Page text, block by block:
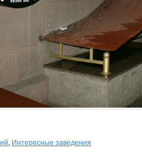
Интересные заведения